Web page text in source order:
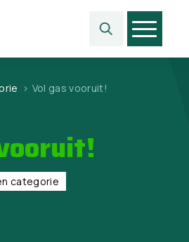
> Vol gas vooruit!
categorie